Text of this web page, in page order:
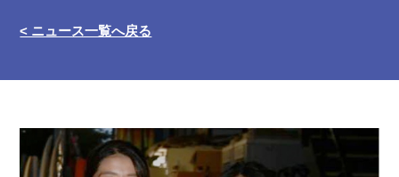
< ニュース一覧へ戻る